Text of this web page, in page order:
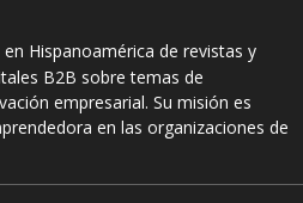
en Hispanoamérica de revistas y
B2B sobre temas de
empresarial. Su misión es
en las organizaciones de